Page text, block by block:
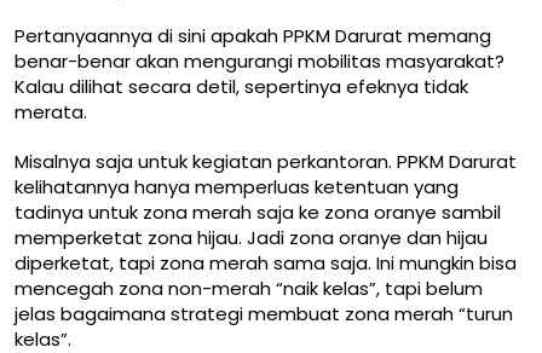
Pertanyaannya di sini apakah PPKM Darurat memang
benar-benar akan mengurangi mobilitas masyarakat?
Kalau dilihat secara detil, sepertinya efeknya tidak
merata.
Misalnya saja untuk kegiatan perkantoran. PPKM Darurat
kelihatannya hanya memperluas ketentuan yang
tadinya untuk zona merahsaja ke zona oranye sambil
memperketat zona hijau. Jadi zona oranye dan hijau
diperketat, tapi zona merah sama saja. Ini mungkin bisa
mencegah zona non-merah “naik kelas”, tapi belum
jelas bagaimana strategi membuat zona merah “turun
kelas”.